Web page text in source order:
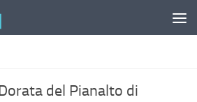
del Pianalto di